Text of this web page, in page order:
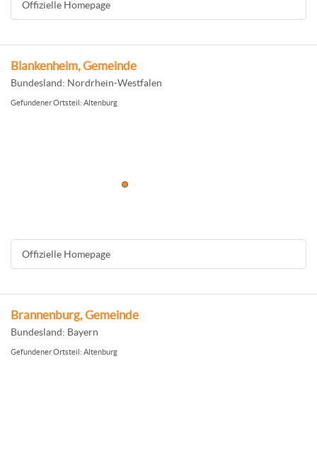
Offizielle Homepage
Blankenheim, Gemeinde
Bundesland: Nordrhein-Westfalen
Gefundener Ortsteil: Altenburg
Offizielle Homepage
Brannenburg, Gemeinde
Bundesland: Bayern
Gefundener Ortsteil: Altenburg